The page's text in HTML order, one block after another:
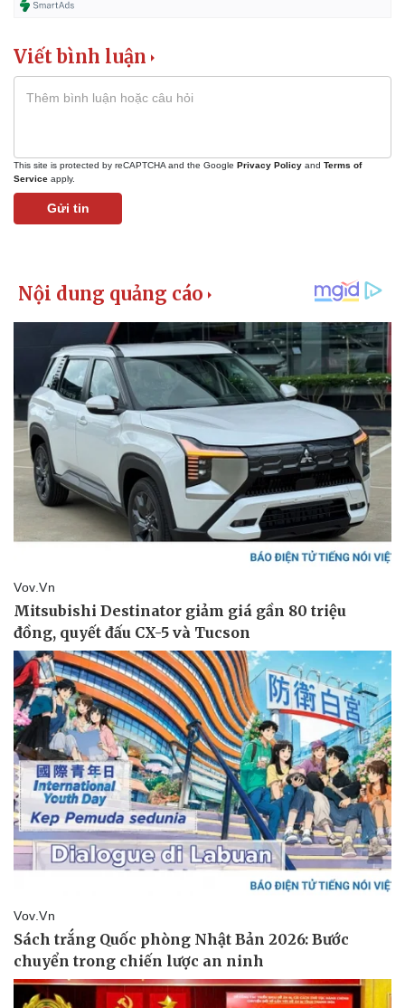
Pháp luật
Vụ án
Tin nóng
Tư vấn luật
Quân sự - Quốc phòng
Vũ khí
Việt Nam
Phân tích
Viết bình luận
This site is protected by reCAPTCHA and the Google Privacy Policy and Terms of
Service apply.
Gửi tin